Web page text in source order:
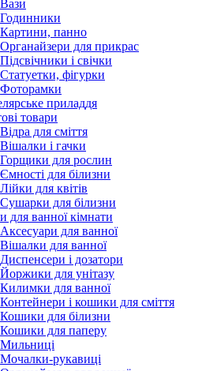
Вази
Годинники
Картини, панно
Органайзери для прикрас
Підсвічники і свічки
Статуетки, фігурки
Фоторамки
приладдя
товари
Відра для сміття
Вішалки і гачки
Горщики для рослин
Ємності для білизни
Лійки для квітів
Сушарки для білизни
для ванної кімнати
Аксесуари для ванної
Вішалки для ванної
Диспенсери і дозатори
Йоржики для унітазу
Килимки для ванної
Контейнери і кошики для сміття
Кошики для білизни
Кошики для паперу
Мильниці
Мочалки-рукавиці